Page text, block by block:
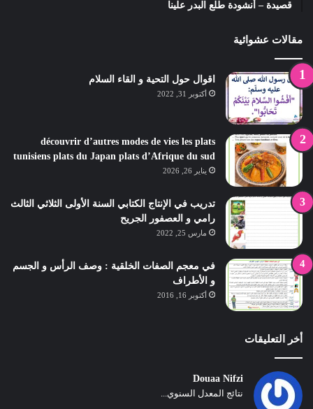
قصيدة – أنشودة طلع البدر علينا
مقالات عشوائية
اقوال حول التحية و القاء السلام
أكتوبر 31, 2022
découvrir d’autres modes de vies les plats
tunisiens plats du Japan plats d’Afrique du sud
يناير 26, 2026
تدريب في الإنتاج الكتابي السنة الأولى الثلاثي الثالث
رامي و العصفور الجريح
مارس 25, 2022
في معجم الصفات الخلقية : وصف الرأس و الجسم
و الأطراف
أكتوبر 16, 2016
أخر التعليقات
Douaa Nifzi
نتائج المعدل السنوي...